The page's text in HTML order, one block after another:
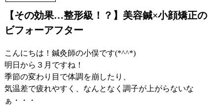
【その効果…整形級！？】美容鍼×小顔矯正の
ビフォーアフター
こんにちは！鍼灸師の小俣です(*^^*)
明日から３月ですね！
季節の変わり目で体調を崩したり、
気温差で疲れやすく、なんとなく調子が上がらないな
ぁ・・・